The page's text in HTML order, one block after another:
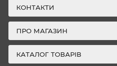
КОНТАКТИ
ПРО МАГАЗИН
КАТАЛОГ ТОВАРІВ